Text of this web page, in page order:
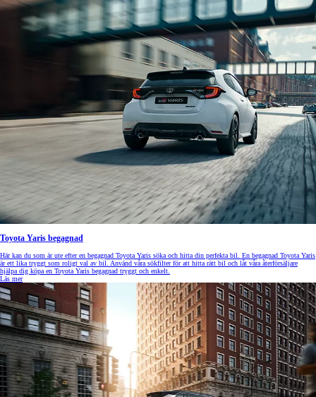
Toyota Yaris begagnad
Här kan du som är ute efter en begagnad Toyota Yaris söka och hitta din perfekta bil. En begagnad Toyota Yaris
är ett lika tryggt som roligt val av bil. Använd våra sökfilter för att hitta rätt bil och låt våra återförsäljare
hjälpa dig köpa en Toyota Yaris begagnad tryggt och enkelt.
Läs mer